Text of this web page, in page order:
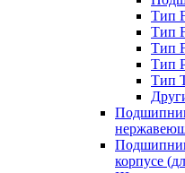
Тип
Тип
Тип
Тип
Тип
корпусе